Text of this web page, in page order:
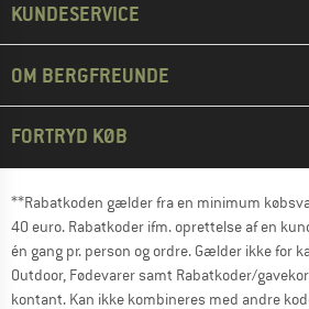
KUNDESERVICE
OM BERGFREUNDE
FORTRYD KØB
**Rabatkoden gælder fra en minimum
40 euro. Rabatkoder ifm. oprettelse af en
én gang pr. person og ordre. Gælder ikke for
Outdoor, Fødevarer samt Rabatkoder/
kontant. Kan ikke kombineres med andre